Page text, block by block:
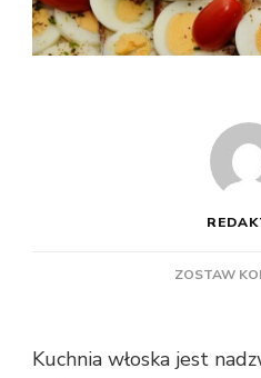
ZOSTAW
Kuchnia włoska jest